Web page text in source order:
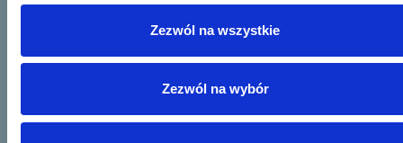
Zezwól na wszystkie
Zezwól na wybór